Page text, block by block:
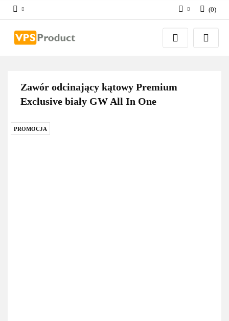
Zaloguj się
Zarejestruj się
(0)
Zawór odcinający kątowy Premium
Exclusive biały GW All In One
PROMOCJA